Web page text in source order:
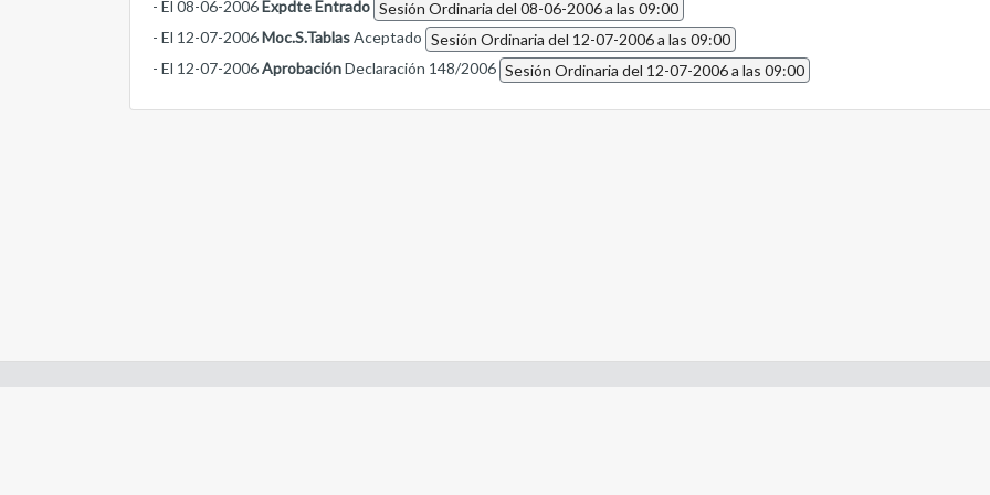
- El 08-06-2006Expdte Entrado Sesión Ordinaria del 08-06-2006 a las 09:00
- El 12-07-2006Moc.S.TablasAceptado Sesión Ordinaria del 12-07-2006 a las 09:00
- El 12-07-2006AprobaciónDeclaración 148/2006 Sesión Ordinaria del 12-07-2006 a las 09:00